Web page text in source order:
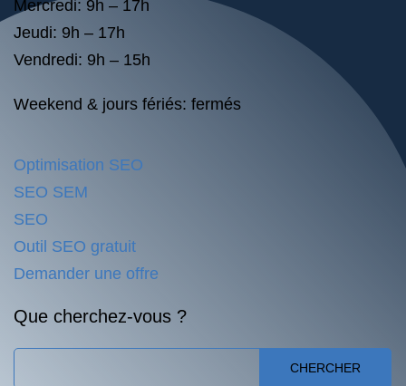
Mercredi: 9h – 17h
Jeudi: 9h – 17h
Vendredi: 9h – 15h
Weekend & jours fériés: fermés
Optimisation SEO
SEO SEM
SEO
Outil SEO gratuit
Demander une offre
Que cherchez-vous ?
CHERCHER